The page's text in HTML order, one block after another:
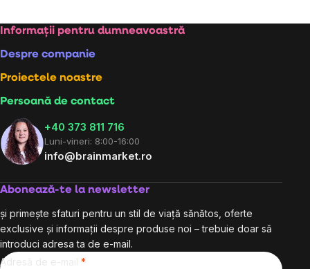
Subsol
Informații pentru dumneavoastră
Despre companie
Proiectele noastre
Persoană de contact
+40 373 811 716
Luni-vineri: 8:00-16:00
info@brainmarket.ro
Abonează-te la newsletter
și primește sfaturi pentru un stil de viață sănătos, oferte
exclusive și informații despre produse noi – trebuie doar să
introduci adresa ta de e-mail.
Adresă de e-mail